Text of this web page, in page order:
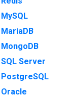
MySQL
MariaDB
MongoDB
SQL Server
PostgreSQL
Oracle